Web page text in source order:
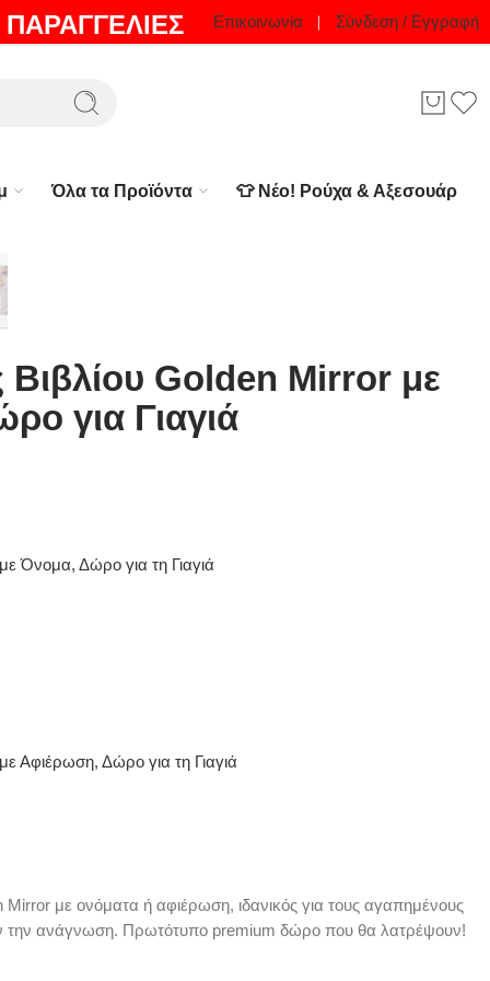
Επικοινωνία Σύνδεση / Εγγραφή
Όλα τα Προϊόντα 👕 Νέο! Ρούχα & Αξεσουάρ
Βιβλίου Golden Mirror με
για Γιαγιά
με Όνομα, Δώρο για τη Γιαγιά
με Αφιέρωση, Δώρο για τη Γιαγιά
Mirror με ονόματα ή αφιέρωση, ιδανικός για τους αγαπημένους
την ανάγνωση. Πρωτότυπο premium δώρο που θα λατρέψουν!